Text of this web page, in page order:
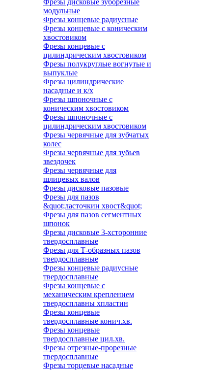
Фрезы дисковые зуборезные
модульные
Фрезы концевые радиусные
Фрезы концевые с коническим
хвостовиком
Фрезы концевые с
цилиндрическим хвостовиком
Фрезы полукруглые вогнутые и
выпуклые
Фрезы цилиндрические
насадные и к/х
Фрезы шпоночные с
коническим хвостовиком
Фрезы шпоночные с
цилиндрическим хвостовиком
Фрезы червячные для зубчатых
колес
Фрезы червячные для зубьев
звездочек
Фрезы червячные для
шлицевых валов
Фрезы дисковые пазовые
Фрезы для пазов
&quot;ласточкин хвост&quot;
Фрезы для пазов сегментных
шпонок
Фрезы дисковые 3-хсторонние
твердосплавные
Фрезы для Т-образных пазов
твердосплавные
Фрезы концевые радиусные
твердосплавные
Фрезы концевые с
механическим креплением
твердосплавны хпластин
Фрезы концевые
твердосплавные конич.хв.
Фрезы концевые
твердосплавные цил.хв.
Фрезы отрезные-прорезные
твердосплавные
Фрезы торцевые насадные